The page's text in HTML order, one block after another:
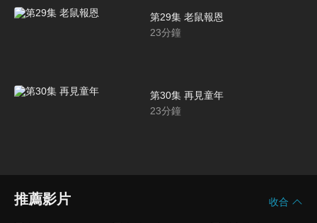
第29集 老鼠報恩
23分鐘
第30集 再見童年
23分鐘
推薦影片 收合